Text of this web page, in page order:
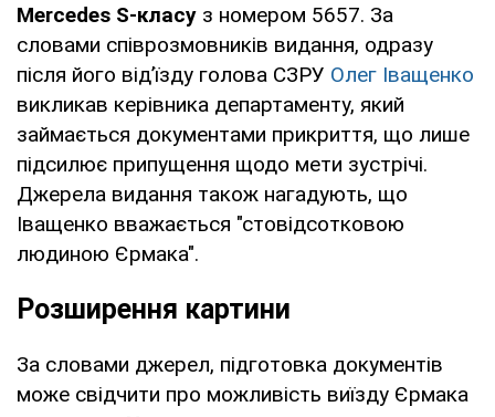
Mercedes S-класу з номером 5657. За
словами співрозмовників видання, одразу
після його від’їзду голова СЗРУ Олег Іващенко
викликав керівника департаменту, який
займається документами прикриття, що лише
підсилює припущення щодо мети зустрічі.
Джерела видання також нагадують, що
Іващенко вважається "стовідсотковою
людиною Єрмака".
Розширення картини
За словами джерел, підготовка документів
може свідчити про можливість виїзду Єрмака